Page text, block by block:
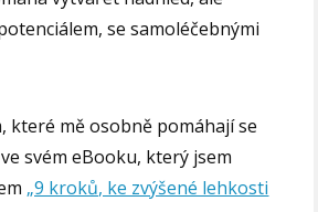
se samoléčebnými
které mě osobně pomáhají se
svém eBooku, který jsem
„9 kroků, ke zvýšené lehkosti